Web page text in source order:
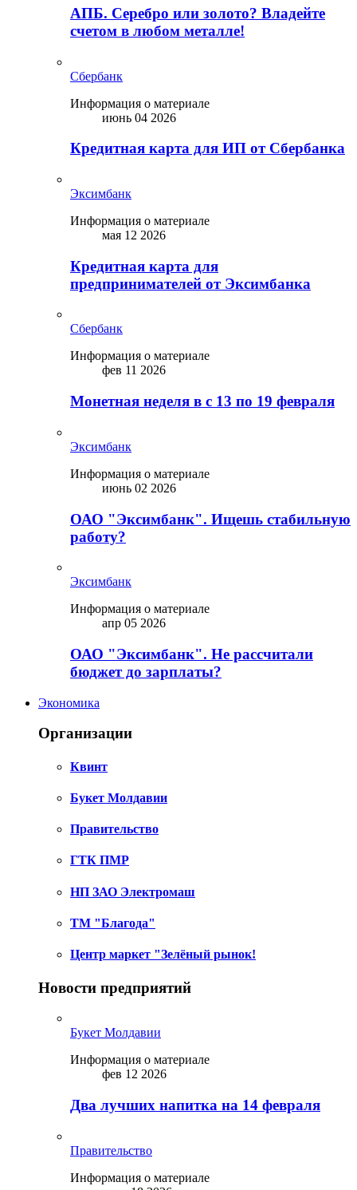
АПБ. Серебро или золото? Владейте
счетом в любом металле!
Сбербанк
Информация о материале
июнь 04 2026
Кредитная карта для ИП от Сбербанка
Эксимбанк
Информация о материале
мая 12 2026
Кредитная карта для
предпринимателей от Эксимбанка
Сбербанк
Информация о материале
фев 11 2026
Монетная неделя в с 13 по 19 февраля
Эксимбанк
Информация о материале
июнь 02 2026
ОАО "Эксимбанк". Ищешь стабильную
работу?
Эксимбанк
Информация о материале
апр 05 2026
ОАО "Эксимбанк". Не рассчитали
бюджет до зарплаты?
Экономика
Организации
Квинт
Букет Молдавии
Правительство
ГТК ПМР
НП ЗАО Электромаш
ТМ "Благода"
Центр маркет "Зелёный рынок!
Новости предприятий
Букет Молдавии
Информация о материале
фев 12 2026
Два лучших напитка на 14 февраля
Правительство
Информация о материале